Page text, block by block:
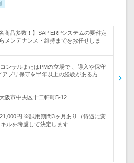
商品多数！】SAP ERPシステムの要件定
メンテナンス・維持までをお任せしま
ンサルまたはPMの立場で 、導入や保守
アプリ保守を半年以上の経験がある方
大阪市中央区十二軒町5-12
円 ※試用期間3ヶ月あり（待遇に変
ルを考慮して決定します